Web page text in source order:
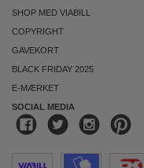
SHOP MED VIABILL
COPYRIGHT
GAVEKORT
BLACK FRIDAY 2025
E-MÆRKET
SOCIAL MEDIA